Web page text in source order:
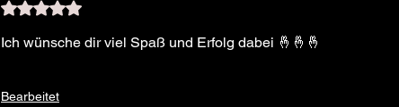
Mit 5 von 5 Sternen bewertet.
Ich wünsche dir viel Spaß und Erfolg dabei 🤞🤞🤞
Bearbeitet